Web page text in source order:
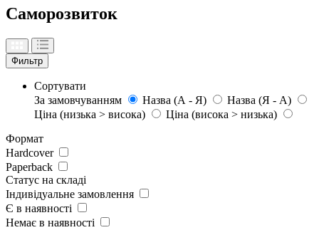
Саморозвиток
Фильтр
Сортувати
За замовчуванням
Назва (А - Я)
Назва (Я - А)
Ціна (низька > висока)
Ціна (висока > низька)
Формат
Hardcover
Paperback
Статус на складі
Індивідуальне замовлення
Є в наявності
Немає в наявності